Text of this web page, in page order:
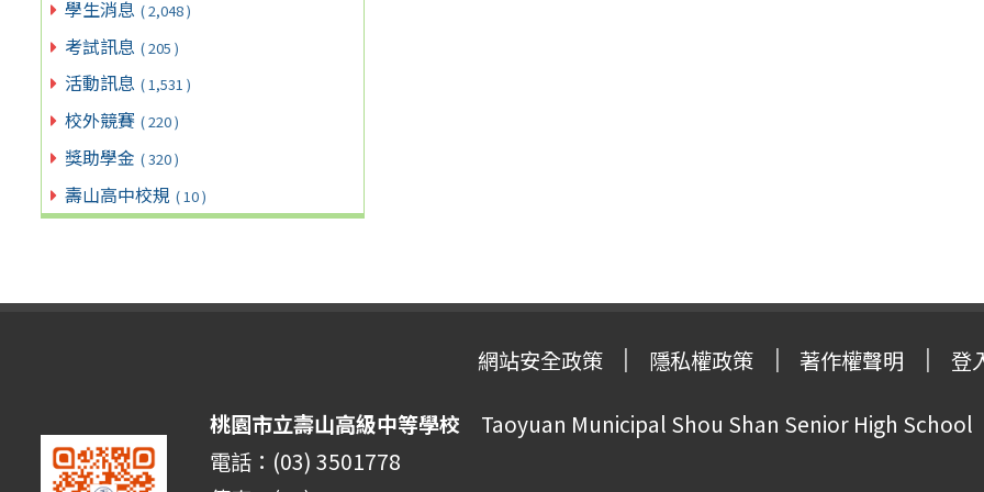
學生消息 ( 2,048 )
考試訊息 ( 205 )
活動訊息 ( 1,531 )
校外競賽 ( 220 )
獎助學金 ( 320 )
壽山高中校規 ( 10 )
網站安全政策 隱私權政策 著作權聲明 登
桃園市立壽山高級中等學校 Taoyuan Municipal Shou Shan Senior High School
電話：(03) 3501778